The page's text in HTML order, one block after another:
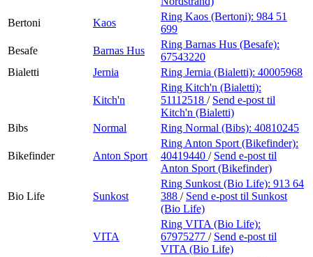
Bertoni
Kaos
Ring Kaos (Bertoni): 984 51
699
Besafe
Barnas Hus
Ring Barnas Hus (Besafe):
67543220
Bialetti
Jernia Ring Jernia (Bialetti): 40005968
Kitch'n
Ring Kitch'n (Bialetti):
51112518 / Send e-post til
Kitch'n (Bialetti)
Bibs
Normal Ring Normal (Bibs): 40810245
Bikefinder Anton Sport
Ring Anton Sport (Bikefinder):
40419440 / Send e-post til
Anton Sport (Bikefinder)
Bio Life Sunkost
Ring Sunkost (Bio Life): 913 64
388 / Send e-post til Sunkost
(Bio Life)
VITA
Ring VITA (Bio Life):
67975277 / Send e-post til
VITA (Bio Life)